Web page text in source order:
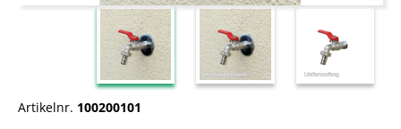
Artikelnr. 100200101